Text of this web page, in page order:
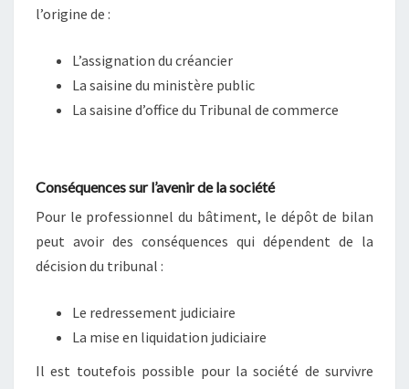
l’origine de :
L’assignation du créancier
La saisine du ministère public
La saisine d’office du Tribunal de commerce
Conséquences sur l’avenir de la société
Pour le professionnel du bâtiment, le dépôt de bilan
peut avoir des conséquences qui dépendent de la
décision du tribunal :
Le redressement judiciaire
La mise en liquidation judiciaire
Il est toutefois possible pour la société de survivre